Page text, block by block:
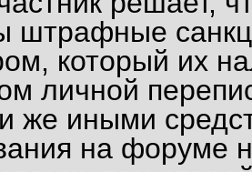
штрафные
который их
личной
же иными
на форуме